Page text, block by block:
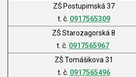
ZŠ Postupimská 37
t. č. 0917565309
ZŠ Starozagorská 8
t. č. 0917565967
ZŠ Tomášikova 31
t. č. 0917565496